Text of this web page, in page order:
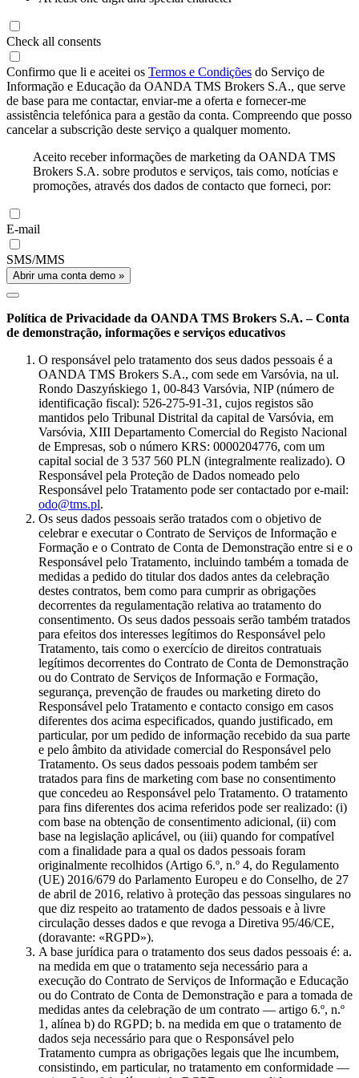
Check all consents
Confirmo que li e aceitei os Termos e Condições do Serviço de
Informação e Educação da OANDA TMS Brokers S.A., que serve
de base para me contactar, enviar-me a oferta e fornecer-me
assistência telefónica para a gestão da conta. Compreendo que posso
cancelar a subscrição deste serviço a qualquer momento.
Aceito receber informações de marketing da OANDA TMS
Brokers S.A. sobre produtos e serviços, tais como, notícias e
promoções, através dos dados de contacto que forneci, por:
E-mail
SMS/MMS
Abrir uma conta demo »
Política de Privacidade da OANDA TMS Brokers S.A. – Conta
de demonstração, informações e serviços educativos
O responsável pelo tratamento dos seus dados pessoais é a
OANDA TMS Brokers S.A., com sede em Varsóvia, na ul.
Rondo Daszyńskiego 1, 00-843 Varsóvia, NIP (número de
identificação fiscal): 526-275-91-31, cujos registos são
mantidos pelo Tribunal Distrital da capital de Varsóvia, em
Varsóvia, XIII Departamento Comercial do Registo Nacional
de Empresas, sob o número KRS: 0000204776, com um
capital social de 3 537 560 PLN (integralmente realizado). O
Responsável pela Proteção de Dados nomeado pelo
Responsável pelo Tratamento pode ser contactado por e-mail:
odo@tms.pl.
Os seus dados pessoais serão tratados com o objetivo de
celebrar e executar o Contrato de Serviços de Informação e
Formação e o Contrato de Conta de Demonstração entre si e o
Responsável pelo Tratamento, incluindo também a tomada de
medidas a pedido do titular dos dados antes da celebração
destes contratos, bem como para cumprir as obrigações
decorrentes da regulamentação relativa ao tratamento do
consentimento. Os seus dados pessoais serão também tratados
para efeitos dos interesses legítimos do Responsável pelo
Tratamento, tais como o exercício de direitos contratuais
legítimos decorrentes do Contrato de Conta de Demonstração
ou do Contrato de Serviços de Informação e Formação,
segurança, prevenção de fraudes ou marketing direto do
Responsável pelo Tratamento e contacto consigo em casos
diferentes dos acima especificados, quando justificado, em
particular, por um pedido de informação recebido da sua parte
e pelo âmbito da atividade comercial do Responsável pelo
Tratamento. Os seus dados pessoais podem também ser
tratados para fins de marketing com base no consentimento
que concedeu ao Responsável pelo Tratamento. O tratamento
para fins diferentes dos acima referidos pode ser realizado: (i)
com base na obtenção de consentimento adicional, (ii) com
base na legislação aplicável, ou (iii) quando for compatível
com a finalidade para a qual os dados pessoais foram
originalmente recolhidos (Artigo 6.º, n.º 4, do Regulamento
(UE) 2016/679 do Parlamento Europeu e do Conselho, de 27
de abril de 2016, relativo à proteção das pessoas singulares no
que diz respeito ao tratamento de dados pessoais e à livre
circulação desses dados e que revoga a Diretiva 95/46/CE,
(doravante: «RGPD»).
A base jurídica para o tratamento dos seus dados pessoais é: a.
na medida em que o tratamento seja necessário para a
execução do Contrato de Serviços de Informação e Educação
ou do Contrato de Conta de Demonstração e para a tomada de
medidas antes da celebração de um contrato — artigo 6.º, n.º
1, alínea b) do RGPD; b. na medida em que o tratamento de
dados seja necessário para que o Responsável pelo
Tratamento cumpra as obrigações legais que lhe incumbem,
consistindo, em particular, no tratamento em conformidade —